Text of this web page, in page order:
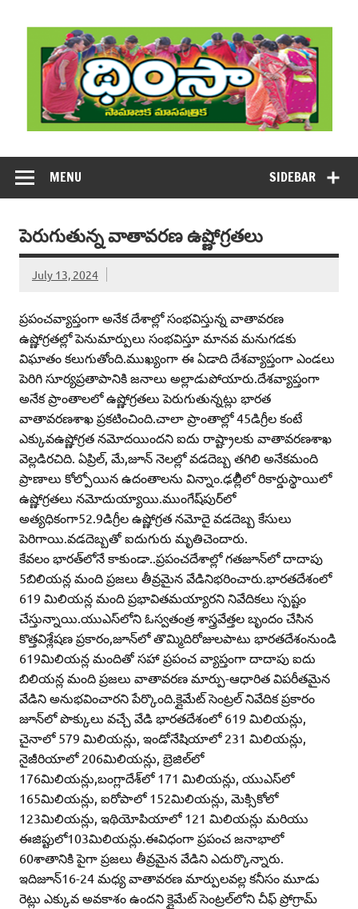
content
DHIMSA
SIDEBAR
MENU
పెరుగుతున్న వాతావరణ ఉష్ణోగ్రతలు
July 13, 2024
ప్రపంచవ్యాప్తంగా అనేక దేశాల్లో సంభవిస్తున్న వాతావరణ
ఉష్ణోగ్రతల్లో పెనుమార్పులు సంభవిస్తూ మానవ మనుగడకు
విఘాతం కలుగుతోంది.ముఖ్యంగా ఈ ఏడాది దేశవ్యాప్తంగా ఎండలు
పెరిగి సూర్యప్రతాపానికి జనాలు అల్లాడుపోయారు.దేశవ్యాప్తంగా
అనేక ప్రాంతాలలో ఉష్ణోగ్రతలు పెరుగుతున్నట్లు భారత
వాతావరణశాఖ ప్రకటించింది.చాలా ప్రాంతాల్లో 45డిగ్రీల కంటే
ఎక్కువఉష్ణోగ్రత నమోదయిందని ఐదు రాష్ట్రాలకు వాతావరణశాఖ
వెల్లడిరచిది. ఏప్రిల్‌, మే,జూన్‌ నెలల్లో వడదెబ్బ తగిలి అనేకమంది
ప్రాణాలు కోల్పోయిన ఉదంతాలను విన్నాం.ఢల్లీిలో రికార్డుస్థాయిలో
ఉష్ణోగ్రతలు నమోదుయ్యాయి.ముంగేష్‌పుర్‌లో
అత్యధికంగా52.9డిగ్రీల ఉష్ణోగ్రత నమోదై వడదెబ్బ కేసులు
పెరిగాయి.వడదెబ్బతో ఐదుగురు మృతిచెందారు.
కేవలం భారత్‌లోనే కాకుండా..ప్రపంచదేశాల్లో గతజూన్‌లో దాదాపు
5బిలియన్ల మంది ప్రజలు తీవ్రమైన వేడినిభరించారు.భారతదేశంలో
619 మిలియన్ల మంది ప్రభావితమయ్యారని నివేదికలు స్పష్టం
చేస్తున్నాయి.యుఎస్‌లోని ఓస్వతంత్ర శాస్త్రవేత్తల బృందం చేసిన
కొత్తవిశ్లేషణ ప్రకారం,జూన్‌లో తొమ్మిదిరోజులపాటు భారతదేశంనుండి
619మిలియన్ల మందితో సహా ప్రపంచ వ్యాప్తంగా దాదాపు ఐదు
బిలియన్ల మంది ప్రజలు వాతావరణ మార్పు-ఆధారిత విపరీతమైన
వేడిని అనుభవించారని పేర్కొంది.క్లైమేట్‌ సెంట్రల్‌ నివేదిక ప్రకారం
జూన్‌లో పొక్కులు వచ్చే వేడి భారతదేశంలో 619 మిలియన్లు,
చైనాలో 579 మిలియన్లు, ఇండోనేషియాలో 231 మిలియన్లు,
నైజీరియాలో 206మిలియన్లు, బ్రెజిల్‌లో
176మిలియన్లు,బంగ్లాదేశ్‌లో 171 మిలియన్లు, యుఎస్‌లో
165మిలియన్లు, ఐరోపాలో 152మిలియన్లు, మెక్సికోలో
123మిలియన్లు, ఇథియోపియాలో 121 మిలియన్లు మరియు
ఈజిప్టులో103మిలియన్లు.ఈవిధంగా ప్రపంచ జనాభాలో
60శాతానికి పైగా ప్రజలు తీవ్రమైన వేడిని ఎదుర్కొన్నారు.
ఇదిజూన్‌16-24 మధ్య వాతావరణ మార్పులవల్ల కనీసం మూడు
రెట్లు ఎక్కువ అవకాశం ఉందని క్లైమేట్‌ సెంట్రల్‌లోని చీఫ్‌ ప్రోగ్రామ్‌